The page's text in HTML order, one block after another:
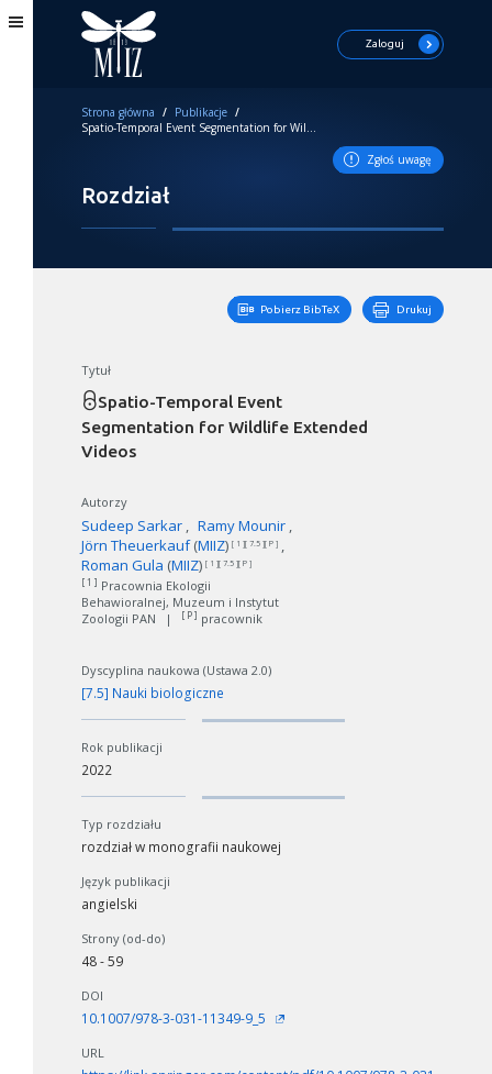
Zaloguj
Strona główna / Publikacje /
Spatio-Temporal Event Segmentation for Wildlife Extended Videos
Zgłoś uwagę
Rozdział
Pobierz BibTeX Drukuj
Tytuł
Spatio-Temporal Event
Segmentation for Wildlife Extended
Videos
Autorzy
Sudeep Sarkar
Ramy Mounir
Jörn Theuerkauf (MIIZ) [ 1 ][ 7.5 ][ P ]
Roman Gula (MIIZ) [ 1 ][ 7.5 ][ P ]
[ 1 ] Pracownia Ekologii
Behawioralnej, Muzeum i Instytut
Zoologii PAN
| [ P ] pracownik
Dyscyplina naukowa (Ustawa 2.0)
[7.5] Nauki biologiczne
Rok publikacji
2022
Typ rozdziału
rozdział w monografii naukowej
Język publikacji
angielski
Strony (od-do)
48 - 59
DOI
10.1007/978-3-031-11349-9_5
URL